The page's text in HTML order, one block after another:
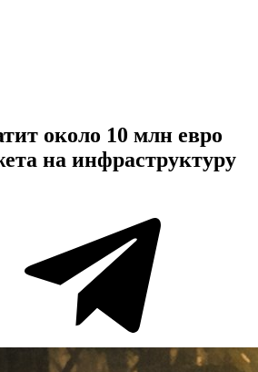
около 10 млн евро
на инфраструктуру